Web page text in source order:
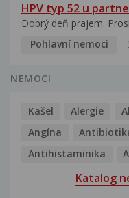
HPV typ 52 u
Dobrý deň prajem.
Pohlavní nemoci
NEMOCI
Kašel Alergie
Angína
Antihistaminika
Katalog